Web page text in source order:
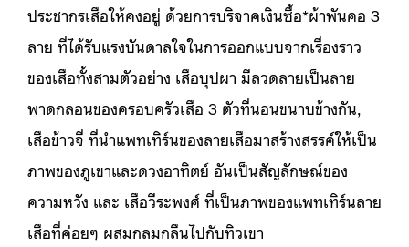
ประชากรเสือให้คงอยู่ ด้วยการบริจาคเงินซื้อ*ผ้าพันคอ 3
ลาย ที่ได้รับแรงบันดาลใจในการออกแบบจากเรื่องราว
ของเสือทั้งสามตัวอย่าง เสือบุปผา มีลวดลายเป็นลาย
พาดกลอนของครอบครัวเสือ 3 ตัวที่นอนขนาบข้างกัน,
เสือข้าวจี่ ที่นำแพทเทิร์นของลายเสือมาสร้างสรรค์ให้เป็น
ภาพของภูเขาและดวงอาทิตย์ อันเป็นสัญลักษณ์ของ
ความหวัง และ เสือวีระพงศ์ ที่เป็นภาพของแพทเทิร์นลาย
เสือที่ค่อยๆ ผสมกลมกลืนไปกับทิวเขา